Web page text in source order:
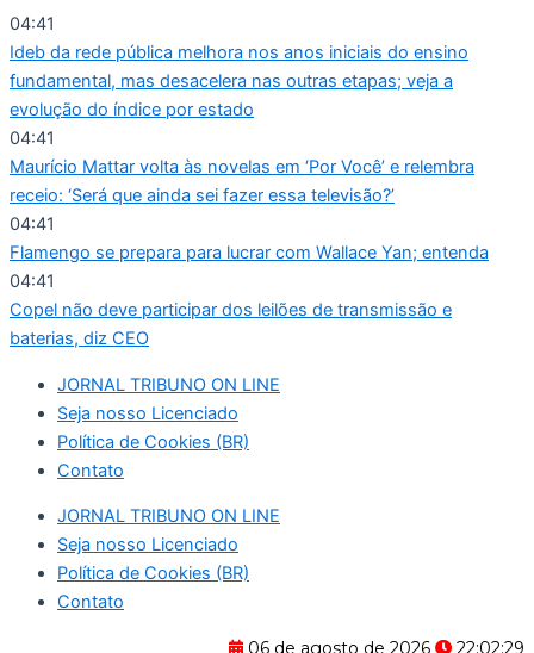
Ir
para
o
conteúdo
04:41
Ideb da rede pública melhora nos anos iniciais do ensino
fundamental, mas desacelera nas outras etapas; veja a
evolução do índice por estado
04:41
Maurício Mattar volta às novelas em ‘Por Você’ e relembra
receio: ‘Será que ainda sei fazer essa televisão?’
04:41
Flamengo se prepara para lucrar com Wallace Yan; entenda
04:41
Copel não deve participar dos leilões de transmissão e
baterias, diz CEO
JORNAL TRIBUNO ON LINE
Seja nosso Licenciado
Política de Cookies (BR)
Contato
JORNAL TRIBUNO ON LINE
Seja nosso Licenciado
Política de Cookies (BR)
Contato
06 de agosto de 2026
22:02:29